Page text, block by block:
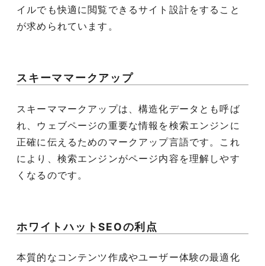
イルでも快適に閲覧できるサイト設計をすること
が求められています。
スキーママークアップ
スキーママークアップは、構造化データとも呼ば
れ、ウェブページの重要な情報を検索エンジンに
正確に伝えるためのマークアップ言語です。これ
により、検索エンジンがページ内容を理解しやす
くなるのです。
ホワイトハットSEOの利点
本質的なコンテンツ作成やユーザー体験の最適化